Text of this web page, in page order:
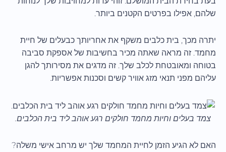
שלהם, אפילו בפרטים הקטנים ביותר.
יתרה מכך, בית כלבים משקף את אחריותך כבעלים של חיית
מחמד. זה מראה שאתה מכיר בחשיבות של אספקת סביבה
בטוחה ומאובטחת לכלב שלך. זה מדגים את מסירותך להגן
עליהם מפני תנאי מזג אוויר קשים וסכנות אפשריות.
צמד בעלים וחיות מחמד חולקים רגע אוהב ליד בית הכלבים.
האם לא הגיע הזמן לחיית המחמד שלך יש מרחב אישי משלה?